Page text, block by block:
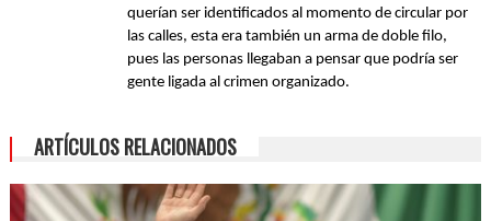
querían ser identificados al momento de circular por
las calles, esta era también un arma de doble filo,
pues las personas llegaban a pensar que podría ser
gente ligada al crimen organizado.
ARTÍCULOS RELACIONADOS